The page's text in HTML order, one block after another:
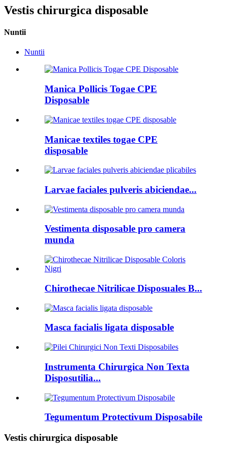
Vestis chirurgica disposable
Nuntii
Nuntii
Manica Pollicis Togae CPE
Disposable
Manicae textiles togae CPE
disposable
Larvae faciales pulveris abiciendae...
Vestimenta disposable pro camera
munda
Chirothecae Nitrilicae Disposuales B...
Masca facialis ligata disposable
Instrumenta Chirurgica Non Texta
Disposutilia...
Tegumentum Protectivum Disposabile
Vestis chirurgica disposable